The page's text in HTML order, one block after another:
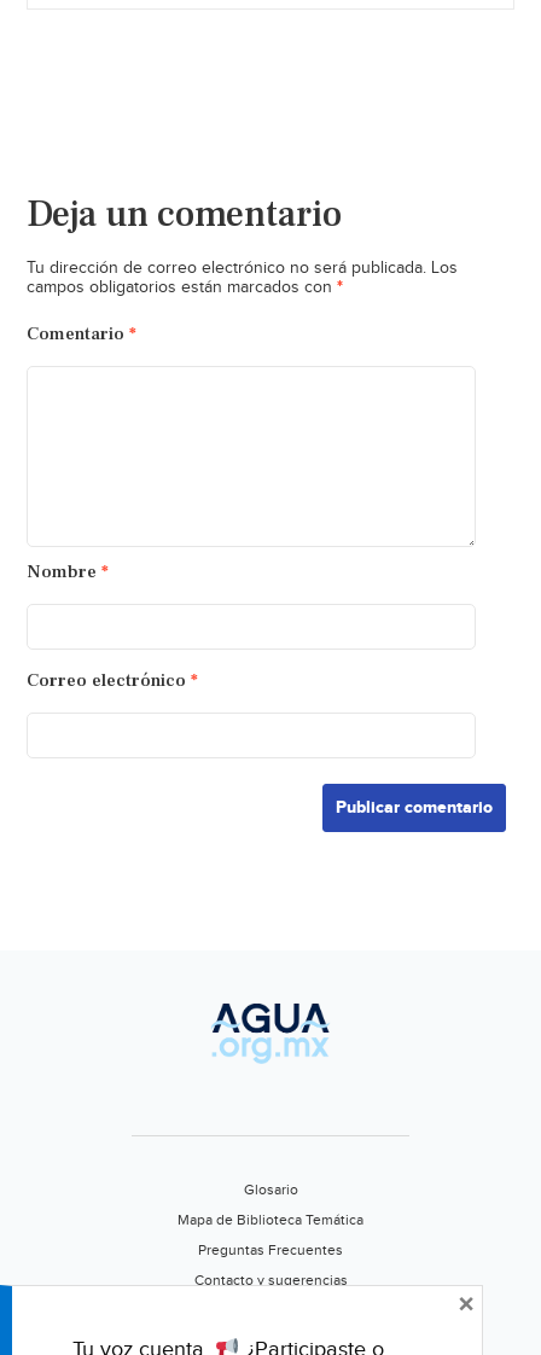
Deja un comentario
Tu dirección de correo electrónico no será publicada. Los
campos obligatorios están marcados con *
Comentario *
Nombre *
Correo electrónico *
Glosario
Mapa de Biblioteca Temática
Preguntas Frecuentes
Contacto y sugerencias
Califica este portal
Tu voz cuenta. ¿Participaste o
×